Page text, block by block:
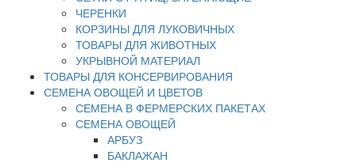
ЧЕРЕНКИ
КОРЗИНЫ ДЛЯ ЛУКОВИЧНЫХ
ТОВАРЫ ДЛЯ ЖИВОТНЫХ
УКРЫВНОЙ МАТЕРИАЛ
ТОВАРЫ ДЛЯ КОНСЕРВИРОВАНИЯ
СЕМЕНА ОВОЩЕЙ И ЦВЕТОВ
СЕМЕНА В ФЕРМЕРСКИХ ПАКЕТАХ
СЕМЕНА ОВОЩЕЙ
АРБУЗ
БАКЛАЖАН